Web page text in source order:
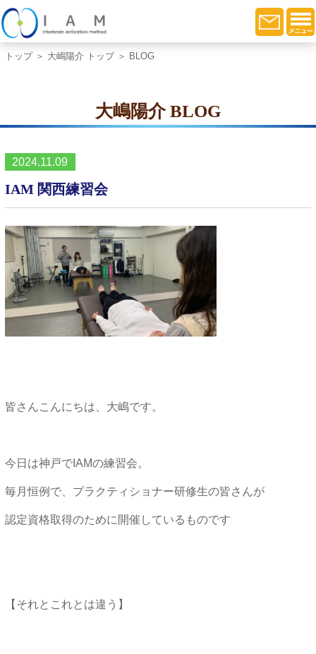
トップ＞ 大嶋陽介 トップ＞ BLOG
大嶋陽介 BLOG
2024.11.09
IAM 関西練習会
皆さんこんにちは、大嶋です。
今日は神戸でIAMの練習会。
毎月恒例で、プラクティショナー研修生の皆さんが
認定資格取得のために開催しているものです
【それとこれとは違う】